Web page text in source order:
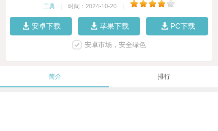
工具 时间：2024-10-20
安卓下载 苹果下载 PC下载
安卓市场，安全绿色
简介 排行